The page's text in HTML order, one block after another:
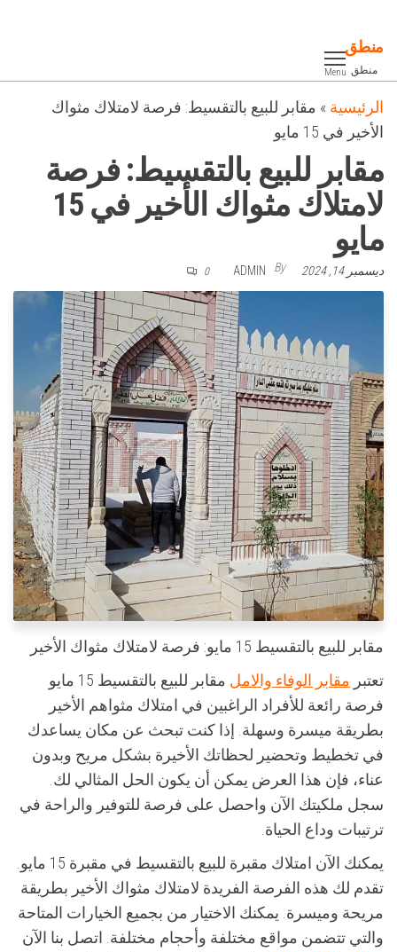
content
منطق
منطق Menu
الرئيسية » مقابر للبيع بالتقسيط: فرصة لامتلاك مثواك
الأخير في 15 مايو
مقابر للبيع بالتقسيط: فرصة
لامتلاك مثواك الأخير في 15
مايو
ديسمبر 14, 2024 By
ADMIN
0
مقابر للبيع بالتقسيط 15 مايو: فرصة لامتلاك مثواك الأخير
تعتبر مقابر الوفاء والامل
مقابر للبيع بالتقسيط 15 مايو
فرصة رائعة للأفراد الراغبين في امتلاك مثواهم الأخير
بطريقة ميسرة وسهلة. إذا كنت تبحث عن مكان يساعدك
في تخطيط وتحضير لحظاتك الأخيرة بشكل مريح وبدون
عناء، فإن هذا العرض يمكن أن يكون الحل المثالي لك.
سجل ملكيتك الآن واحصل على فرصة للتوفير والراحة في
ترتيبات وداع الحياة.
يمكنك الآن امتلاك مقبرة للبيع بالتقسيط في مقبرة 15 مايو.
تقدم لك هذه الفرصة الفريدة لامتلاك مثواك الأخير بطريقة
مريحة وميسرة. يمكنك الاختيار من بجميع الخيارات المتاحة
والتي تتضمن مواقع مختلفة وأحجام مختلفة. اتصل بنا الآن